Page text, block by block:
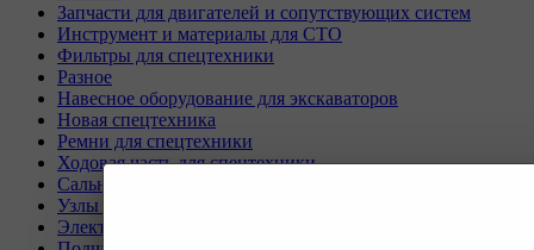
Запчасти для двигателей и сопутствующих систем
Инструмент и материалы для СТО
Фильтры для спецтехники
Разное
Навесное оборудование для экскаваторов
Новая спецтехника
Ремни для спецтехники
Ходовая часть для спецтехники
Сальники, прокладки, кольца для спецтехники
Узлы и агрегаты для спецтехники
Электрическая система